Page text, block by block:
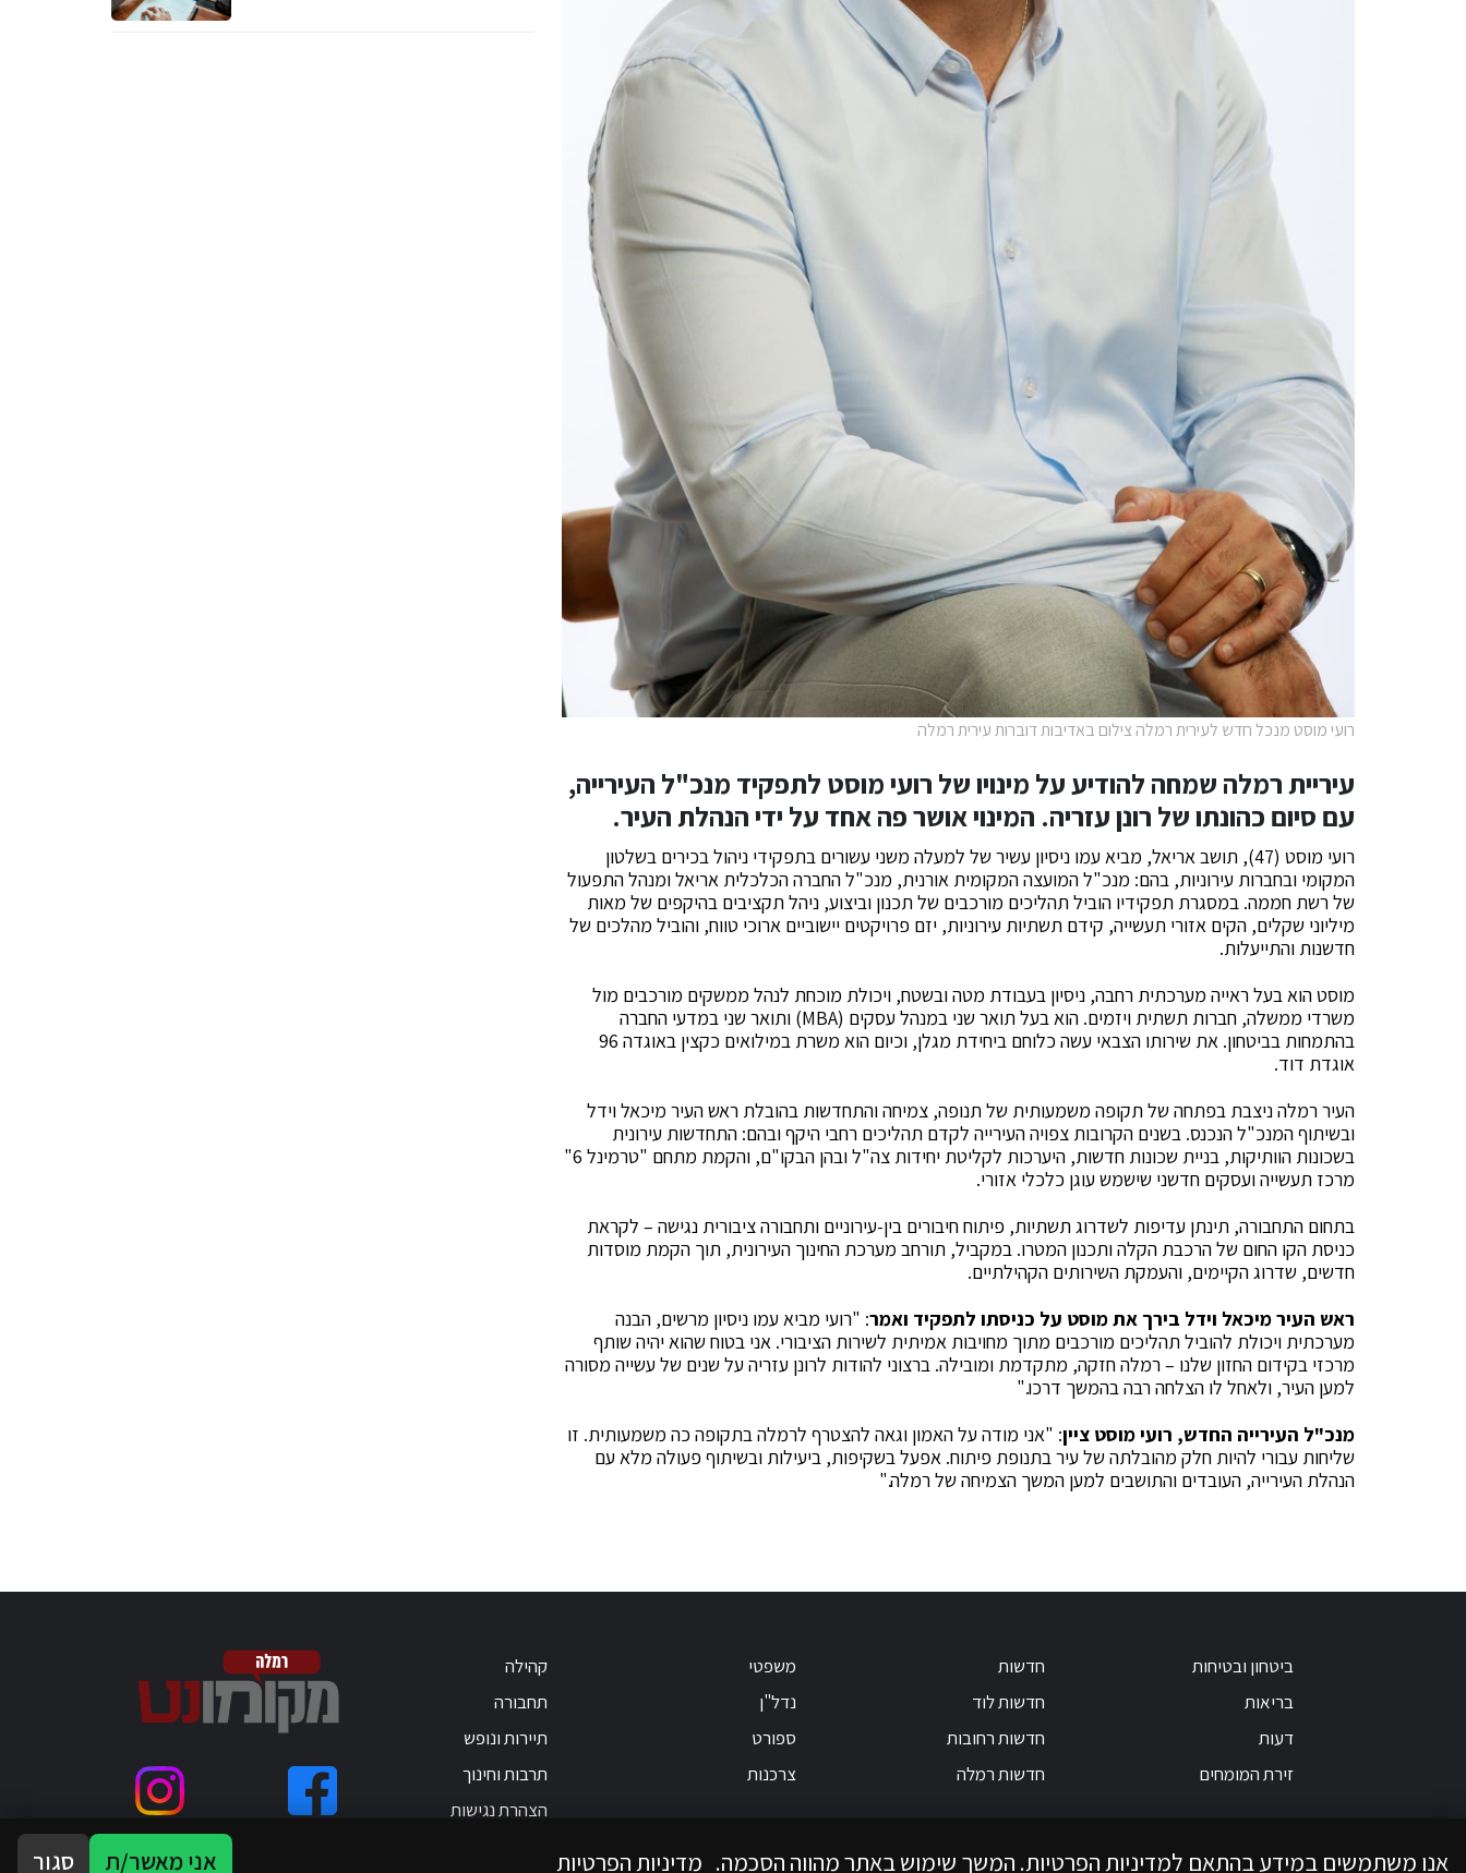
רועי מוסט מנכל חדש לעירית רמלה צילום באדיבות דוברות עירית רמלה
עיריית רמלה שמחה להודיע על מינויו של רועי מוסט לתפקיד מנכ"ל העירייה,
עם סיום כהונתו של רונן עזריה. המינוי אושר פה אחד על ידי הנהלת העיר.
רועי מוסט (47), תושב אריאל, מביא עמו ניסיון עשיר של למעלה משני עשורים בתפקידי ניהול בכירים בשלטון
המקומי ובחברות עירוניות, בהם: מנכ"ל המועצה המקומית אורנית, מנכ"ל החברה הכלכלית אריאל ומנהל התפעול
של רשת חממה. במסגרת תפקידיו הוביל תהליכים מורכבים של תכנון וביצוע, ניהל תקציבים בהיקפים של מאות
מיליוני שקלים, הקים אזורי תעשייה, קידם תשתיות עירוניות, יזם פרויקטים יישוביים ארוכי טווח, והוביל מהלכים של
חדשנות והתייעלות.
מוסט הוא בעל ראייה מערכתית רחבה, ניסיון בעבודת מטה ובשטח, ויכולת מוכחת לנהל ממשקים מורכבים מול
משרדי ממשלה, חברות תשתית ויזמים. הוא בעל תואר שני במנהל עסקים (MBA) ותואר שני במדעי החברה
אוגדת דוד.
העיר רמלה ניצבת בפתחה של תקופה משמעותית של תנופה, צמיחה והתחדשות בהובלת ראש העיר מיכאל וידל
ובשיתוף המנכ"ל הנכנס. בשנים הקרובות צפויה העירייה לקדם תהליכים רחבי היקף ובהם: התחדשות עירונית
בשכונות הוותיקות, בניית שכונות חדשות, היערכות לקליטת יחידות צה"ל ובהן הבקו"ם, והקמת מתחם "טרמינל 6"
מרכז תעשייה ועסקים חדשני שישמש עוגן כלכלי אזורי.
בתחום התחבורה, תינתן עדיפות לשדרוג תשתיות, פיתוח חיבורים בין-עירוניים ותחבורה ציבורית נגישה – לקראת
כניסת הקו החום של הרכבת הקלה ותכנון המטרו. במקביל, תורחב מערכת החינוך העירונית, תוך הקמת מוסדות
חדשים, שדרוג הקיימים, והעמקת השירותים הקהילתיים.
ראש העיר מיכאל וידל בירך את מוסט על כניסתו לתפקיד ואמר: "רועי מביא עמו ניסיון מרשים, הבנה
מערכתית ויכולת להוביל תהליכים מורכבים מתוך מחויבות אמיתית לשירות הציבורי. אני בטוח שהוא יהיה שותף
מרכזי בקידום החזון שלנו – רמלה חזקה, מתקדמת ומובילה. ברצוני להודות לרונן עזריה על שנים של עשייה מסורה
למען העיר, ולאחל לו הצלחה רבה בהמשך דרכו."
מנכ"ל העירייה החדש, רועי מוסט ציין: "אני מודה על האמון וגאה להצטרף לרמלה בתקופה כה משמעותית. זו
שליחות עבורי להיות חלק מהובלתה של עיר בתנופת פיתוח. אפעל בשקיפות, ביעילות ובשיתוף פעולה מלא עם
הנהלת העירייה, העובדים והתושבים למען המשך הצמיחה של רמלה."
ביטחון ובטיחות
בריאות
דעות
זירת המומחים
חדשות
חדשות לוד
חדשות רחובות
חדשות רמלה
משפטי
נדל"ן
ספורט
צרכנות
קהילה
תחבורה
תיירות ונופש
תרבות וחינוך
הצהרת נגישות
אנו משתמשים במידע בהתאם למדיניות הפרטיות. המשך שימוש באתר מהווה הסכמה. מדיניות הפרטיות אני מאשר/ת סגור